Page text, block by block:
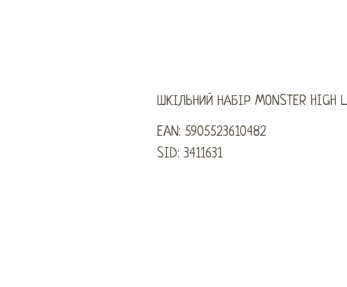
ШКІЛЬНИЙ НАБІР MONSTER HIGH
EAN: 5905523610482
SID: 3411631